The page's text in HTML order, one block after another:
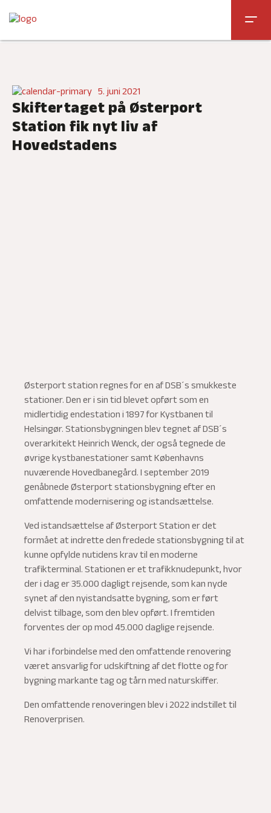
5. juni 2021
Skiftertaget på Østerport
Station fik nyt liv af
Hovedstadens
Østerport station regnes for en af DSB´s smukkeste
stationer. Den er i sin tid blevet opført som en
midlertidig endestation i 1897 for Kystbanen til
Helsingør. Stationsbygningen blev tegnet af DSB´s
overarkitekt Heinrich Wenck, der også tegnede de
øvrige kystbanestationer samt Københavns
nuværende Hovedbanegård. I september 2019
genåbnede Østerport stationsbygning efter en
omfattende modernisering og istandsættelse.
Ved istandsættelse af Østerport Station er det
formået at indrette den fredede stationsbygning til at
kunne opfylde nutidens krav til en moderne
trafikterminal. Stationen er et trafikknudepunkt, hvor
der i dag er 35.000 dagligt rejsende, som kan nyde
synet af den nyistandsatte bygning, som er ført
delvist tilbage, som den blev opført. I fremtiden
forventes der op mod 45.000 daglige rejsende.
Vi har i forbindelse med den omfattende renovering
været ansvarlig for udskiftning af det flotte og for
bygning markante tag og tårn med naturskiffer.
Den omfattende renoveringen blev i 2022 indstillet til
Renoverprisen.